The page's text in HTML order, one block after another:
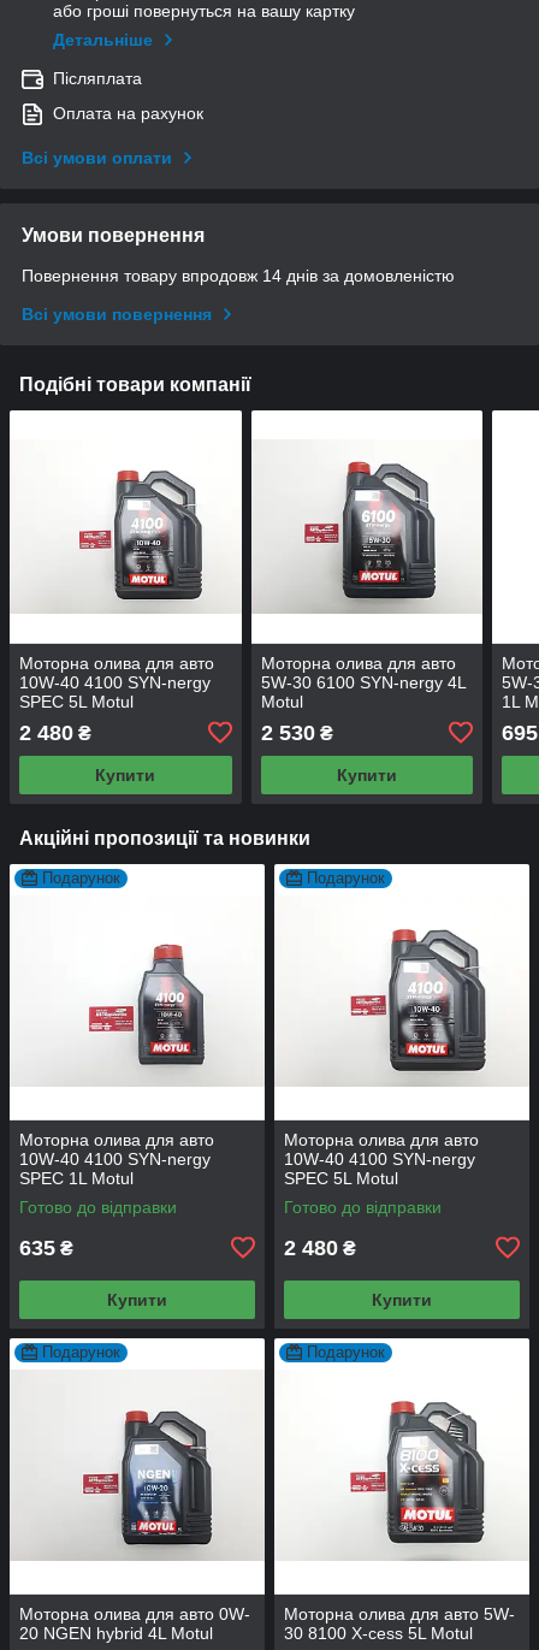
або гроші повернуться на вашу картку
Детальніше
Післяплата
Оплата на рахунок
Всі умови оплати
Умови повернення
Повернення товару впродовж 14 днів за домовленістю
Всі умови повернення
Подібні товари компанії
Моторна олива для авто
10W-40 4100 SYN-nergy
SPEC 5L Motul
2 480 ₴
Купити
Моторна олива для авто
5W-30 6100 SYN-nergy 4L
Motul
2 530₴
Купити
5W-
1L
695
Акційні пропозиції та новинки
Подарунок
Моторна олива для авто
10W-40 4100 SYN-nergy
SPEC 1L Motul
Готово до відправки
635 ₴
Купити
Подарунок
Моторна олива для авто
10W-40 4100 SYN-nergy
SPEC 5L Motul
Готово до відправки
2 480 ₴
Купити
Подарунок
Моторна олива для авто 0W-
20 NGEN hybrid 4L Motul
Подарунок
Моторна олива для авто 5W-
30 8100 X-cess 5L Motul